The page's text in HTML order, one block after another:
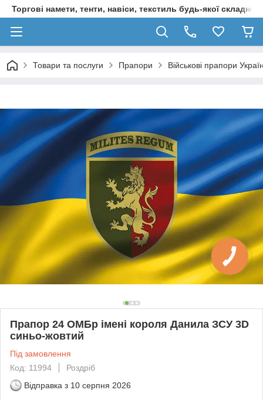
Торгові намети, тенти, навіси, текстиль будь-якої
Товари та послуги Прапори Військові прапори
Прапор 24 ОМБр імені короля Данила ЗСУ 3D
синьо-жовтий
Під замовлення
Код: 11994
Роздріб
Відправка з 10 серпня 2026